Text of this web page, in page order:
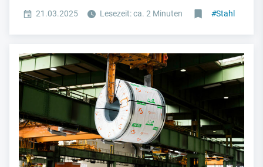
21.03.2025 Lesezeit: ca. 2 Minuten #Stahl